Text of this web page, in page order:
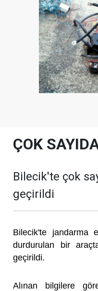
ÇOK
Bilecik'te çok
geçirildi
Bilecik'te jandarma
durdurulan bir
geçirildi.
Alınan bilgilere